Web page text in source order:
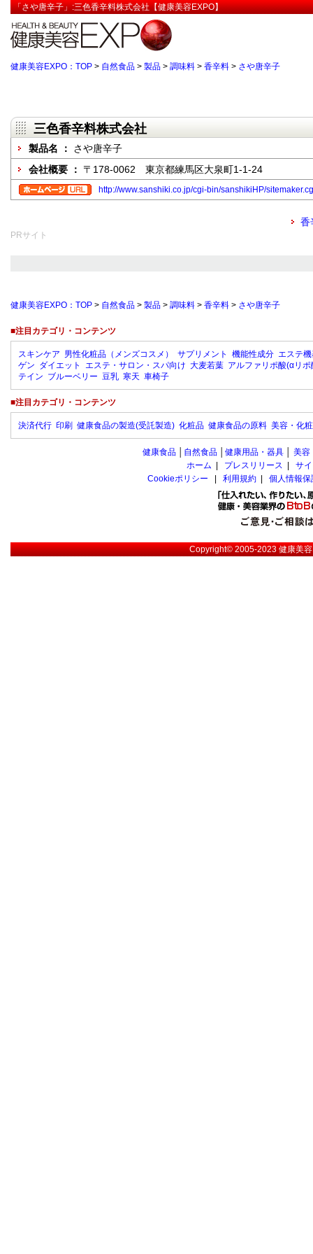
「さや唐辛子」:三色香辛料株式会社【健康美容EXPO】
健康美容EXPO：TOP > 自然食品 > 製品 > 調味料 > 香辛料 > さや唐辛子
三色香辛料株式会社
製品名 ： さや唐辛子
会社概要 ： 〒178-0062 東京都練馬区大泉町1-1-24
http://www.sanshiki.co.jp/cgi-bin/sanshikiHP/
香
PRサイト
健康美容EXPO：TOP > 自然食品 > 製品 > 調味料 > 香辛料 > さや唐辛子
■注目カテゴリ・コンテンツ
スキンケア 男性化粧品（メンズコスメ） サプリメント 機能性成分 エステ
ゲン ダイエット エステ・サロン・スパ向け 大麦若葉 アルファリポ酸(αリポ
テイン ブルーベリー 豆乳 寒天 車椅子
■注目カテゴリ・コンテンツ
決済代行 印刷 健康食品の製造(受託製造) 化粧品 健康食品の原料 美容・化
健康食品 自然食品 健康用品・器具 美容
ホーム
プレスリリース
サ
Cookieポリシー
利用規約 個人情報
Copyright© 2005-2023健康美